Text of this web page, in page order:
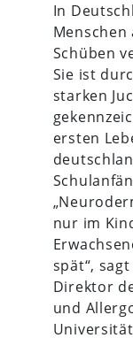
In
Schüben
Sie ist
starken
ersten
nur im
spät“,
Direktor
und